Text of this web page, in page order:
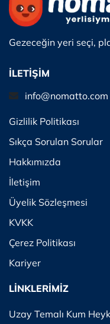
Gezeceğin yeri seçi,
İLETİŞİM
info@nomatto.com
Gizlilik Politikası
Sıkça Sorulan Sorular
Hakkımızda
İletişim
Üyelik Sözleşmesi
KVKK
Çerez Politikası
Kariyer
LİNKLERİMİZ
Uzay Temalı Kum